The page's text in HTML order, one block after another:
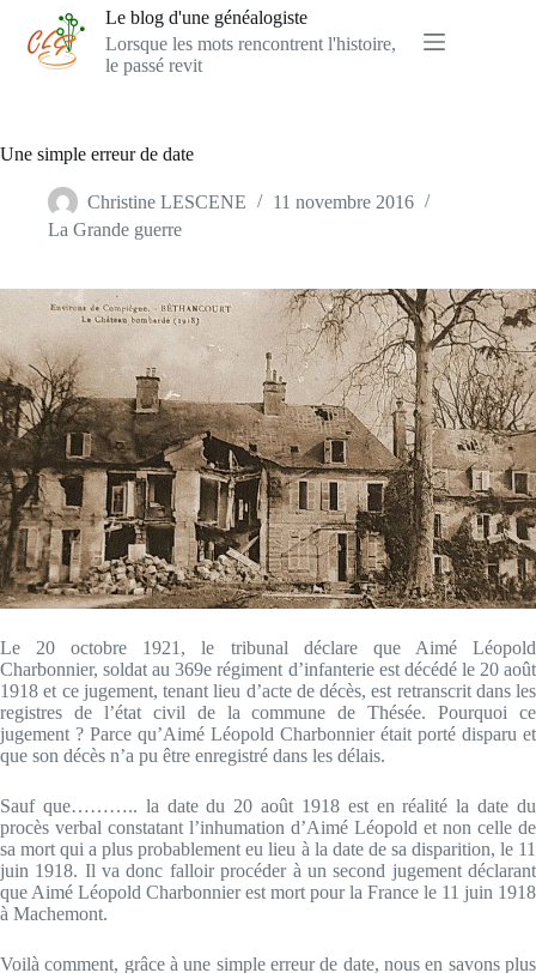
contenu
Le blog d'une généalogiste
Lorsque les mots rencontrent l'histoire,
le passé revit
Une simple erreur de date
Christine LESCENE
11 novembre 2016
La Grande guerre
Le 20 octobre 1921, le tribunal déclare que Aimé Léopold
Charbonnier, soldat au 369e régiment d’infanterie est décédé le 20 août
1918 et ce jugement, tenant lieu d’acte de décès, est retranscrit dans les
registres de l’état civil de la commune de Thésée. Pourquoi ce
jugement ? Parce qu’Aimé Léopold Charbonnier était porté disparu et
que son décès n’a pu être enregistré dans les délais.
Sauf que……….. la date du 20 août 1918 est en réalité la date du
procès verbal constatant l’inhumation d’Aimé Léopold et non celle de
sa mort qui a plus probablement eu lieu à la date de sa disparition, le 11
juin 1918. Il va donc falloir procéder à un second jugement déclarant
que Aimé Léopold Charbonnier est mort pour la France le 11 juin 1918
à Machemont.
Voilà comment, grâce à une simple erreur de date, nous en savons plus